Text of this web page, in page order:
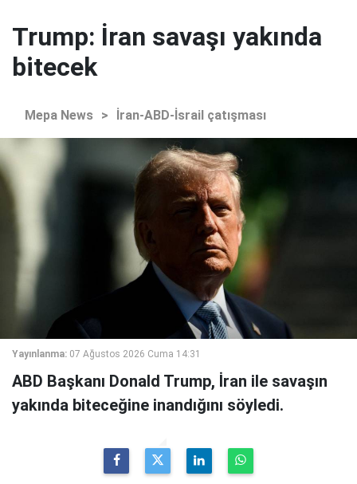
Trump: İran savaşı yakında
bitecek
Mepa News > İran-ABD-İsrail çatışması
Yayınlanma: 07 Ağustos 2026 Cuma 14:31
ABD Başkanı Donald Trump, İran ile savaşın
yakında biteceğine inandığını söyledi.